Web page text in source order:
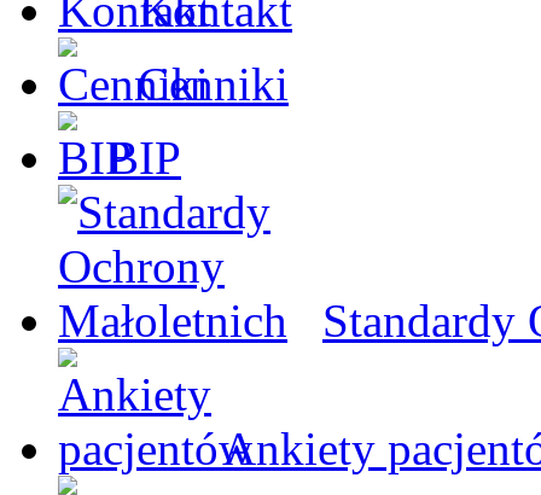
Kontakt
Cenniki
BIP
Standardy
Ankiety